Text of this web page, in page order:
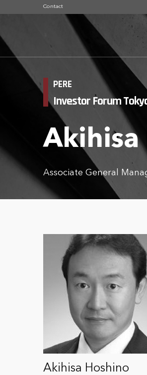
Contact
PERE
Investor Forum
Akihisa
Associate General
Akihisa Hoshino